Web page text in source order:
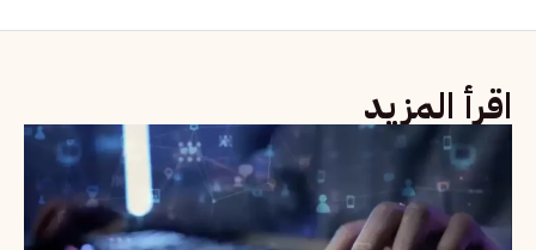
اقرأ المزيد